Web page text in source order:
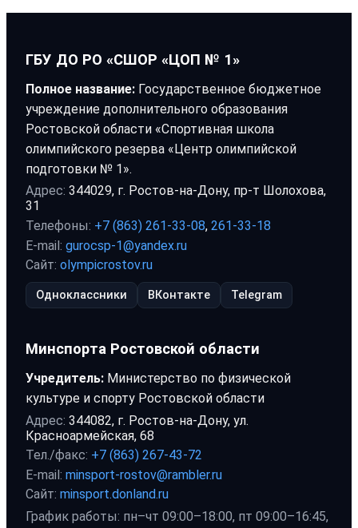
ГБУ ДО РО «СШОР «ЦОП № 1»
Полное название: Государственное бюджетное
учреждение дополнительного образования
Ростовской области «Спортивная школа
олимпийского резерва «Центр олимпийской
подготовки № 1».
Адрес: 344029, г. Ростов-на-Дону, пр-т Шолохова,
31
Телефоны: +7 (863) 261-33-08, 261-33-18
E-mail: gurocsp-1@yandex.ru
Сайт: olympicrostov.ru
Одноклассники ВКонтакте Telegram
Минспорта Ростовской области
Учредитель: Министерство по физической
культуре и спорту Ростовской области
Адрес: 344082, г. Ростов-на-Дону, ул.
Красноармейская, 68
Тел./факс: +7 (863) 267-43-72
E-mail: minsport-rostov@rambler.ru
Сайт: minsport.donland.ru
График работы: пн–чт 09:00–18:00, пт 09:00–16:45,